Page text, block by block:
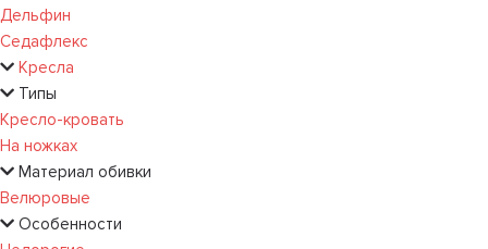
Дельфин
Седафлекс
Кресла
Типы
Кресло-кровать
На ножках
Материал обивки
Велюровые
Особенности